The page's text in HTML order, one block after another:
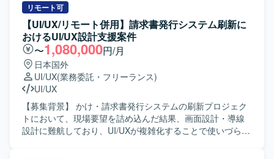
果にこだわりながらデータドリブンに意思決定できる方が
望ましいです。チームとして助け合いながら業務を遂行で
き、失敗を恐れず前向きにチャレンジできる方、自らステ
ークホルダーと積極的にコミュニケーションを取り事業を
推進してくださる方を歓迎いたします。 【ポジションの魅
力】 モダンなWeb開発チームの一員として、新規プロダク
トの企画・設計段階から関わることができます。AIを用い
たSpec Driven Developmentなど、最新の開発手法を実務の
中で経験できる環境です。ライブラリや技術選定にも関与
でき、契約形態にかかわらず設計・実装・コードレビュー
に参加できるフラットな組織で裁量高く働いていただけま
す。 【作業内容】 ・AIを活用したHR領域の新規プロダク
トにおけるUX設計、情報設計、UIデザインを行っていただ
きます。 ・ユーザー課題、事業課題、マーケット仮説を踏
まえた体験設計をリードしていただきます。 ・Figmaを用
いたワイヤーフレーム作成、UIデザイン、プロトタイプ作
成を行っていただきます。 ・v0、Lovable、Claude Code、
Cursor等のAIツールを活用した動くプロトタイプの作成と
検証を行っていただきます。 ・事業責任者、プロダクトマ
ネージャー、エンジニア、マーケティングメンバーと連携
しながらプロダクトの立ち上げと改善を推進していただき
ます。 ・ユーザーインタビューや定量データに基づく仮説
リモート可
【UI/UX/リモート併用】請求書発行システム刷新に
おけるUI/UX設計支援案件
〜1,080,000円/月
日本国外
UI/UX(業務委託・フリーランス)
UI/UX
【募集背景】 かけ・請求書発行システムの刷新プロジェク
トにおいて、現場要望を詰め込んだ結果、画面設計・導線
設計に難航しており、UI/UXが複雑化することで使いづらく